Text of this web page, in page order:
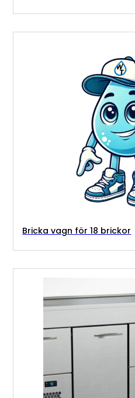
Bricka vagn för 18 brickor